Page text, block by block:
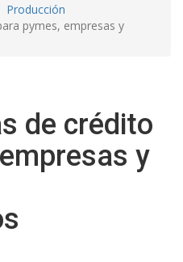
Producción
pymes, empresas y
de crédito
y